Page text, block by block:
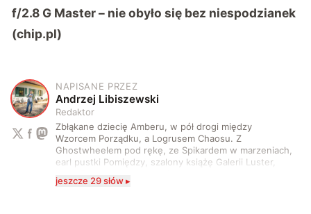
f/2.8 G Master – nie obyło się bez niespodzianek
(chip.pl)
A
NAPISANE PRZEZ
Andrzej Libiszewski
Redaktor
Zbłąkane dziecię Amberu, w pół drogi między
Wzorcem Porządku, a Logrusem Chaosu. Z
Ghostwheelem pod rękę, ze Spikardem w marzeniach,
earl pustki Pomiędzy, szalony książę Galerii Luster,
serio? Pisaniem o szeroko pojętej technice o zajmuję
jeszcze 29 słów ▸